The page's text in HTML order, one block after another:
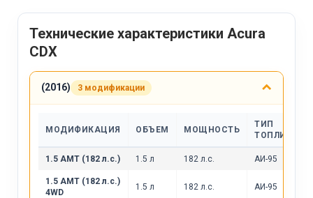
Технические характеристики Acura
CDX
(2016) 3 модификации
МОДИФИКАЦИЯ ОБЪЕМ МОЩНОСТЬ
ТИП
ТОПЛИВА
1.5 AMT (182 л.с.) 1.5 л 182 л.с. АИ-95
1.5 AMT (182 л.с.)
4WD
1.5 л 182 л.с. АИ-95